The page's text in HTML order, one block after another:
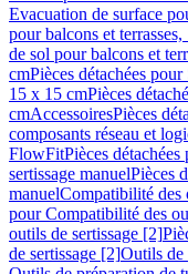
Evacuation de surface
pour balcons et
de sol pour balcons et
cmPièces détachées
15 x 15 cmPièces
cmAccessoiresPièces
composants réseau et
FlowFitPièces
sertissage manuelPièces
manuelCompatibilité des
pour Compatibilité des
outils de sertissage [2]
de sertissage [2]Outils de